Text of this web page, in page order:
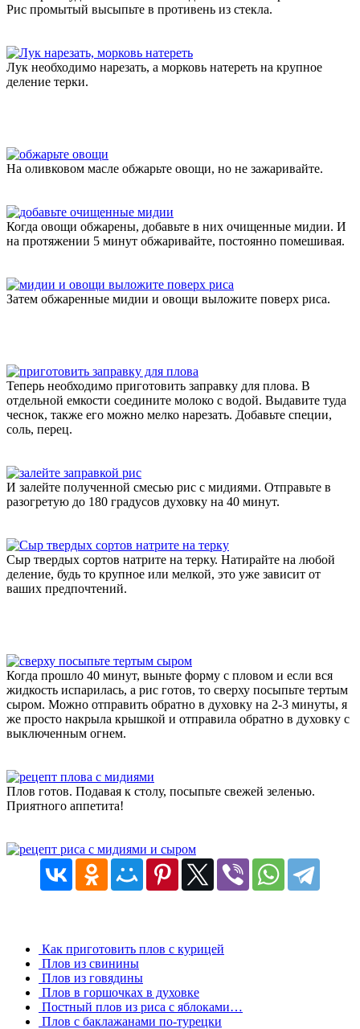
Рис промытый высыпьте в противень из стекла.
Лук необходимо нарезать, а морковь натереть на крупное
деление терки.
На оливковом масле обжарьте овощи, но не зажаривайте.
Когда овощи обжарены, добавьте в них очищенные мидии. И
на протяжении 5 минут обжаривайте, постоянно помешивая.
Затем обжаренные мидии и овощи выложите поверх риса.
Теперь необходимо приготовить заправку для плова. В
отдельной емкости соедините молоко с водой. Выдавите туда
чеснок, также его можно мелко нарезать. Добавьте специи,
соль, перец.
И залейте полученной смесью рис с мидиями. Отправьте в
разогретую до 180 градусов духовку на 40 минут.
Сыр твердых сортов натрите на терку. Натирайте на любой
деление, будь то крупное или мелкой, это уже зависит от
ваших предпочтений.
Когда прошло 40 минут, выньте форму с пловом и если вся
жидкость испарилась, а рис готов, то сверху посыпьте тертым
сыром. Можно отправить обратно в духовку на 2-3 минуты, я
же просто накрыла крышкой и отправила обратно в духовку с
выключенным огнем.
Плов готов. Подавая к столу, посыпьте свежей зеленью.
Приятного аппетита!
Как приготовить плов с курицей
Плов из свинины
Плов из говядины
Плов в горшочках в духовке
Постный плов из риса с яблоками…
Плов с баклажанами по-турецки